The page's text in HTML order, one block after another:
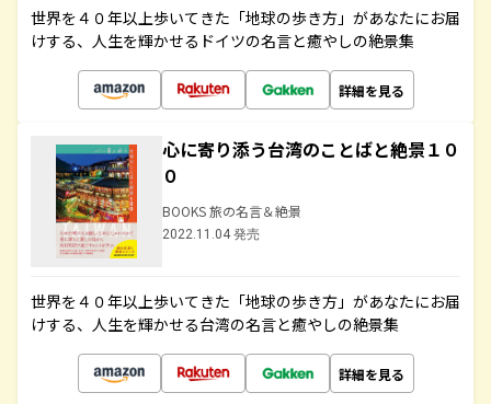
世界を４０年以上歩いてきた「地球の歩き方」があなたにお届
けする、人生を輝かせるドイツの名言と癒やしの絶景集
詳細を見る
心に寄り添う台湾のことばと絶景１０
０
BOOKS 旅の名言＆絶景
2022.11.04 発売
世界を４０年以上歩いてきた「地球の歩き方」があなたにお届
けする、人生を輝かせる台湾の名言と癒やしの絶景集
詳細を見る